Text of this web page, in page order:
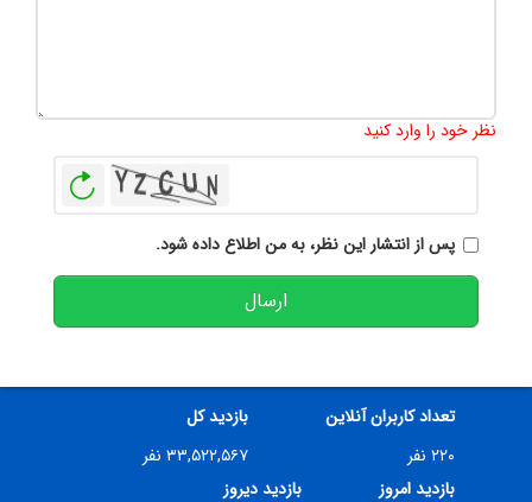
نظر خود را وارد کنید
پس از انتشار این نظر، به من اطلاع داده شود.
ارسال
تعداد کاربران آنلاین
۲۲۰ نفر
بازدید کل
۳۳,۵۲۲,۵۶۷ نفر
بازدید امروز
بازدید دیروز